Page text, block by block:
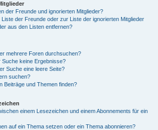
der Freunde und ignorierten Mitglieder?
der Freunde oder zur Liste der ignorierten Mitglieder
aus den Listen entfernen?
mehrere Foren durchsuchen?
Suche keine Ergebnisse?
Suche eine leere Seite?
suchen?
Beiträge und Themen finden?
einem Lesezeichen und einem Abonnements für ein
auf ein Thema setzen oder ein Thema abonnieren?